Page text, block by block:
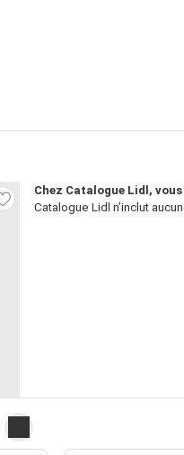
Chez Catalogue Lidl,
Catalogue Lidl n’inclut